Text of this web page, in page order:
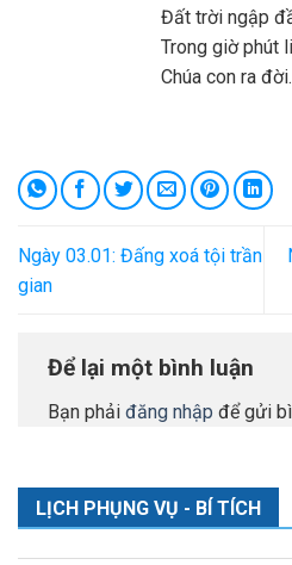
Đất trời ngập
Trong giờ phút
Chúa con ra đời.
Ngày 03.01: Đấng xoá tội trần
gian
Để lại một bình luận
Bạn phải đăng nhập để gửi
LỊCH PHỤNG VỤ - BÍ TÍCH